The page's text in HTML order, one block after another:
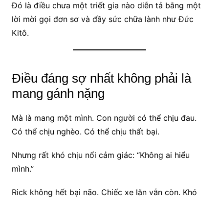
Đó là điều chưa một triết gia nào diễn tả bằng một
lời mời gọi đơn sơ và đầy sức chữa lành như Đức
Kitô.
Điều đáng sợ nhất không phải là
mang gánh nặng
Mà là mang một mình. Con người có thể chịu đau.
Có thể chịu nghèo. Có thể chịu thất bại.
Nhưng rất khó chịu nổi cảm giác: “Không ai hiểu
mình.”
Rick không hết bại não. Chiếc xe lăn vẫn còn. Khó